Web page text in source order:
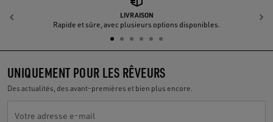
LIVRAISON
Rapide et sûre, avec plusieurs options disponibles.
Précédent
UNIQUEMENT POUR LES RÊVEURS
Des actualités, des avant-premières et bien plus encore.
Votre adresse e-mail